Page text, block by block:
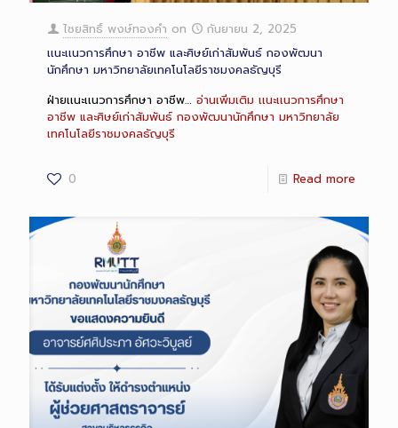
ไชยสิทธิ์ พงษ์ทองคำ on
กันยายน 2, 2025
เเนะเเนวการศึกษา อาชีพ และศิษย์เก่าสัมพันธ์ กองพัฒนา
นักศึกษา มหาวิทยาลัยเทคโนโลยีราชมงคลธัญบุรี
ฝ่ายเเนะเเนวการศึกษา อาชีพ… อ่านเพิ่มเติม เเนะเเนวการศึกษา
อาชีพ และศิษย์เก่าสัมพันธ์ กองพัฒนานักศึกษา มหาวิทยาลัย
เทคโนโลยีราชมงคลธัญบุรี
0 Read more